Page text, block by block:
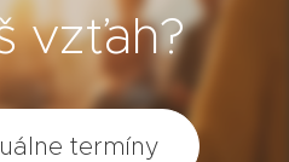
vzťah?
termíny